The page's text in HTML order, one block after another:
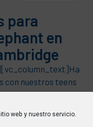
web y nuestro servicio.
para
en
con nuestros teens
exámenes del
la